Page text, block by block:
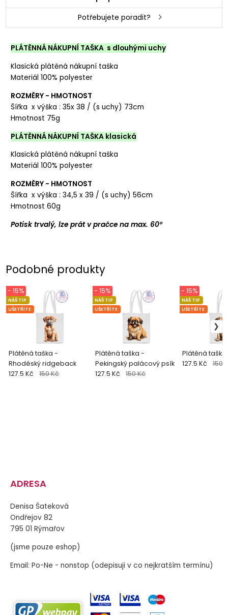
Potřebujete poradit?
PLÁTĚNNÁ NÁKUPNÍ TAŠKA s dlouhými uchy
Klasická plátěná nákupní taška
Materiál 100% polyester
ROZMĚRY - HMOTNOST
Šířka x výška : 35x 38 / (s uchy) 73cm
Hmotnost 75g
PLÁTĚNNÁ NÁKUPNÍ TAŠKA klasická
Klasická plátěná nákupní taška
Materiál 100% polyester
ROZMĚRY - HMOTNOST
Šířka x výška : 34,5 x 39 / (s uchy) 56cm
Hmotnost 60g
Potisk trvalý, lze prát v pračce na max. 60°
Podobné produkty
Plátěná taška -
Rhodéský ridgeback
NÁŠ TIP
UŠETŘÍTE
- 15%
127.5 Kč 150 Kč
Plátěná taška -
Pekingský palácový psík
NÁŠ TIP
UŠETŘÍTE
- 15%
127.5 Kč 150 Kč
Plátěná taška
NÁŠ TIP
UŠETŘÍTE
- 15%
127.5 Kč 150
ADRESA
Denisa Šateková
Ondřejov 82
795 01 Rýmařov
(jsme pouze eshop)
Email: Po-Ne - nonstop (odepisuji v co nejkratším termínu)